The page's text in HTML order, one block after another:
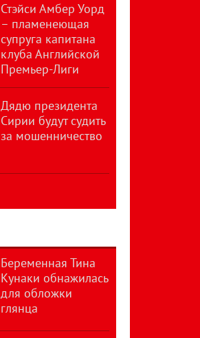
Стэйси Амбер Уорд
– пламенеющая
супруга капитана
клуба Английской
Премьер-Лиги
Дядю президента
Сирии будут судить
за мошенничество
Беременная Тина
Кунаки обнажилась
для обложки
глянца